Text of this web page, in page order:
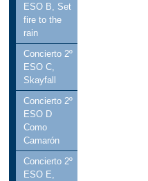
ESO B, Set
fire to the
rain
Concierto 2º
ESO C,
Skayfall
Concierto 2º
ESO D
Como
Camarón
Concierto 2º
ESO E,